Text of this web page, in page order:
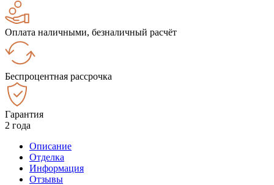
Оплата наличными, безналичный расчёт
Беспроцентная рассрочка
Гарантия
2 года
Описание
Отделка
Информация
Отзывы